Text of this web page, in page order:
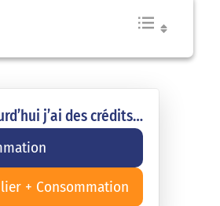
j’ai des crédits…
+ Consommation